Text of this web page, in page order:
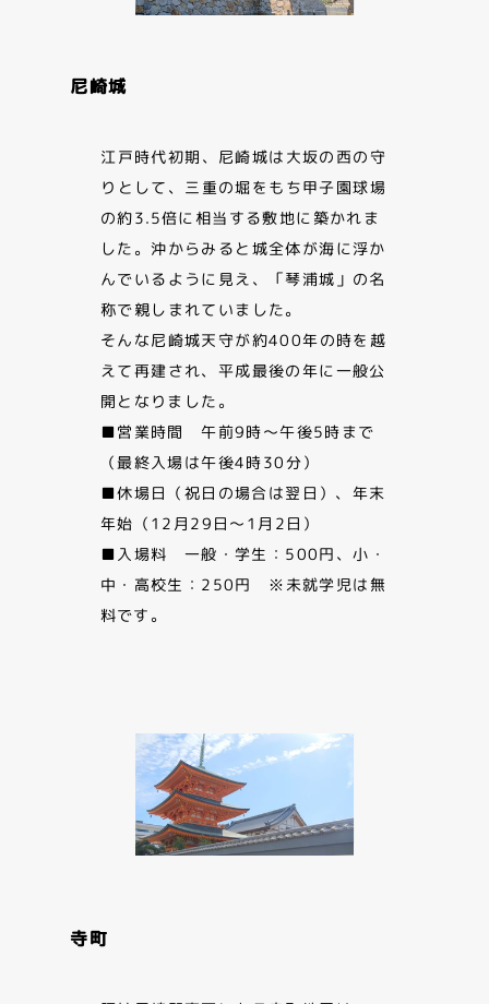
尼崎城
江戸時代初期、尼崎城は大坂の西の守
りとして、三重の堀をもち甲子園球場
の約3.5倍に相当する敷地に築かれま
した。沖からみると城全体が海に浮か
んでいるように見え、「琴浦城」の名
称で親しまれていました。
そんな尼崎城天守が約400年の時を越
えて再建され、平成最後の年に一般公
開となりました。
■営業時間 午前9時～午後5時まで
（最終入場は午後4時30分）
■休場日（祝日の場合は翌日）、年末
年始（12月29日～1月2日）
■入場料 一般・学生：500円、小・
中・高校生：250円 ※未就学児は無
料です。
寺町